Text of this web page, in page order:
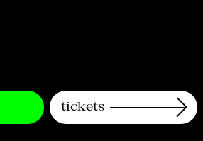
tickets